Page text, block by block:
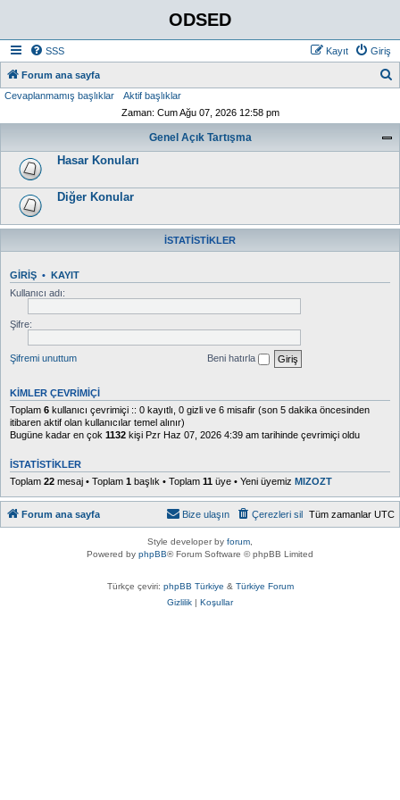
ODSED
SSS Giriş
Kayıt
Forum ana sayfa
Cevaplanmamış başlıklar
Aktif başlıklar
Zaman: Cum Ağu 07, 2026 12:58 pm
Genel Açık Tartışma
Hasar Konuları
Diğer Konular
İSTATISTIKLER
GIRIŞ • KAYIT
Kullanıcı adı:
Şifre:
Şifremi unuttum Beni hatırla
KIMLER ÇEVRIMIÇI
Toplam 6 kullanıcı çevrimiçi :: 0 kayıtlı, 0 gizli ve 6 misafir (son 5 dakika öncesinden
itibaren aktif olan kullanıcılar temel alınır)
Bugüne kadar en çok 1132 kişi Pzr Haz 07, 2026 4:39 am tarihinde çevrimiçi oldu
İSTATISTIKLER
Toplam 22 mesaj • Toplam 1 başlık • Toplam 11 üye • Yeni üyemiz MIZOZT
Forum ana sayfa Tüm zamanlar UTC
Çerezleri sil
Bize ulaşın
Style developer by forum
Powered by phpBB® Forum Software © phpBB Limited
Türkçe çeviri: phpBB Türkiye & Türkiye Forum
Gizlilik | Koşullar